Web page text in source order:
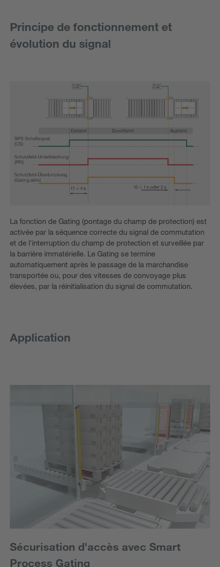
Principe de fonctionnement et
évolution du signal
La fonction de Gating (pontage du champ de protection) est
activée par la séquence correcte du signal de commutation
et de l'interruption du champ de protection et surveillée par
la barrière immatérielle. Le Gating se termine
automatiquement après le passage de la marchandise
transportée ou, pour des vitesses de convoyage plus
élevées, par la réinitialisation du signal de commutation.
Application
Sécurisation d'accès avec Smart
Process Gating